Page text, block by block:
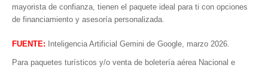
mayorista de confianza, tienen el paquete ideal para ti con opciones
de financiamiento y asesoría personalizada.
FUENTE: Inteligencia Artificial Gemini de Google, marzo 2026.
Para paquetes turísticos y/o venta de boletería aérea Nacional e